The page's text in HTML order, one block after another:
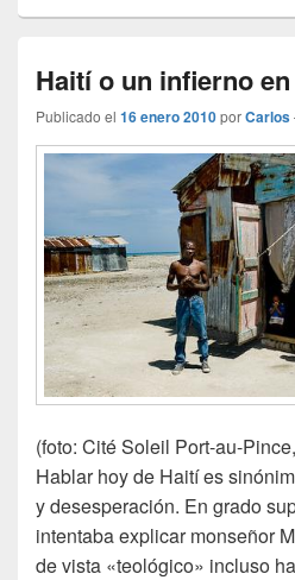
Haití o un infierno
Publicado el 16 enero 2010porCarlos
(foto: Cité Soleil Port-au-
Hablar hoy de Haití es
y desesperación. En grado
intentaba explicar monseñor
de vista «teológico» incluso